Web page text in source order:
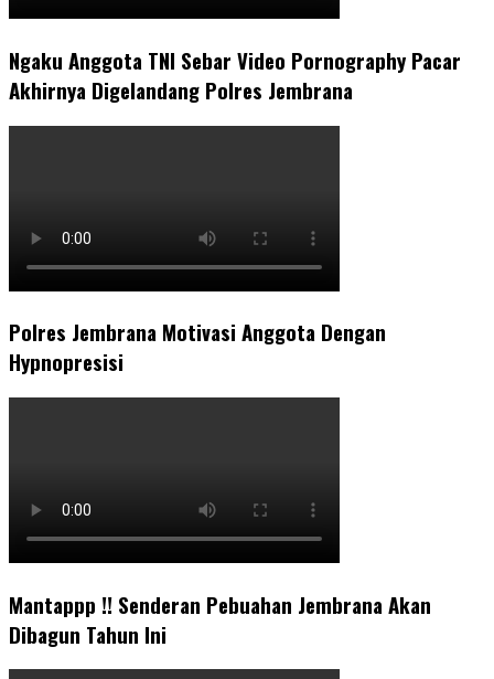
Ngaku Anggota TNI Sebar Video Pornography Pacar
Akhirnya Digelandang Polres Jembrana
Polres Jembrana Motivasi Anggota Dengan
Hypnopresisi
Mantappp !! Senderan Pebuahan Jembrana Akan
Dibagun Tahun Ini